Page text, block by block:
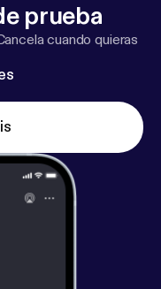
prueba
cuando quieras